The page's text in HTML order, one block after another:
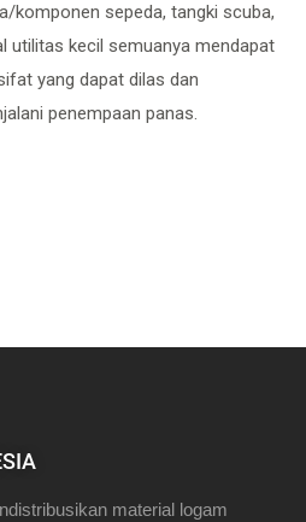
komponen sepeda, tangki scuba,
utilitas kecil semuanya mendapat
yang dapat dilas dan
penempaan panas.
material logam